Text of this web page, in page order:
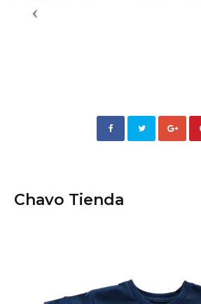
Chavo Tienda